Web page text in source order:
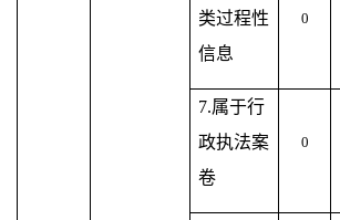
类过程性
信息
0
7.属于行
政执法案
卷
0